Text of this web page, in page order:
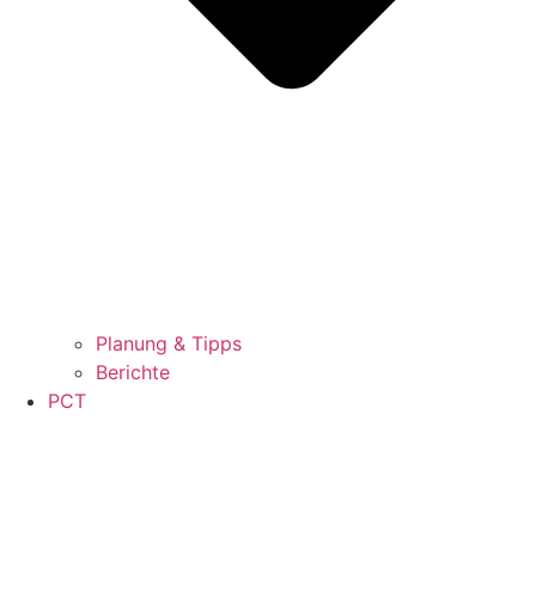
Planung & Tipps
Berichte
PCT